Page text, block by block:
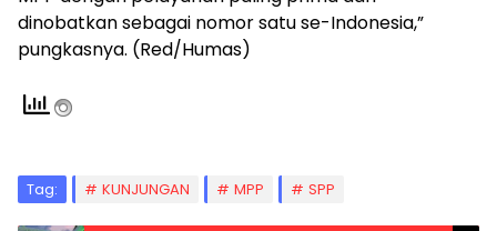
dinobatkan sebagai nomor satu se-Indonesia,”
pungkasnya. (Red/Humas)
Tag: KUNJUNGAN MPP SPP